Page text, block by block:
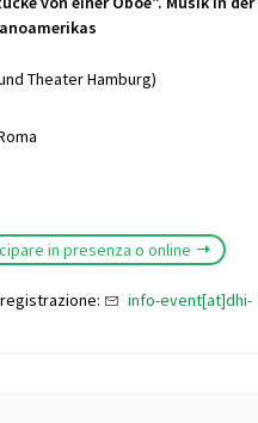
Theater Hamburg)
in presenza o online
info-event[at]dhi-